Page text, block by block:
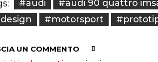
#audi #audi 90 quattro
#motorsport
UN COMMENTO